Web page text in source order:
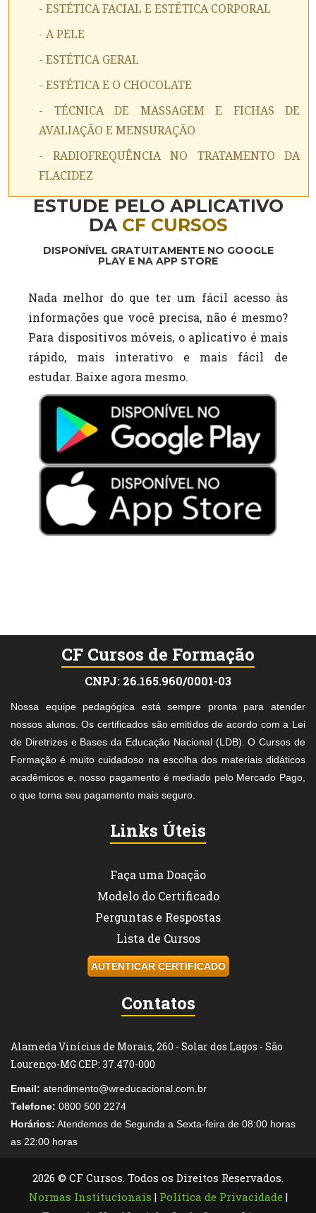
- ESTÉTICA FACIAL E ESTÉTICA CORPORAL
- A PELE
- ESTÉTICA GERAL
- ESTÉTICA E O CHOCOLATE
- TÉCNICA DE MASSAGEM E FICHAS DE
AVALIAÇÃO E MENSURAÇÃO
- RADIOFREQUÊNCIA NO TRATAMENTO DA
FLACIDEZ
ESTUDE PELO APLICATIVO
DA CF CURSOS
DISPONÍVEL GRATUITAMENTE NO GOOGLE
PLAY E NA APP STORE
Nada melhor do que ter um fácil acesso às
informações que você precisa, não é mesmo?
Para dispositivos móveis, o aplicativo é mais
rápido, mais interativo e mais fácil de
estudar. Baixe agora mesmo.
CF Cursos de Formação
CNPJ: 26.165.960/0001-03
Nossa equipe pedagógica está sempre pronta para atender
nossos alunos. Os certificados são emitidos de acordo com a Lei
de Diretrizes e Bases da Educação Nacional (LDB). O Cursos de
Formação é muito cuidadoso na escolha dos materiais didáticos
acadêmicos e, nosso pagamento é mediado pelo Mercado Pago,
o que torna seu pagamento mais seguro.
Links Úteis
Faça uma Doação
Modelo do Certificado
Perguntas e Respostas
Lista de Cursos
AUTENTICAR CERTIFICADO
Contatos
Alameda Vinícius de Morais, 260 - Solar dos Lagos - São
Lourenço-MG CEP: 37.470-000
Email: atendimento@wreducacional.com.br
Telefone: 0800 500 2274
Horários: Atendemos de Segunda a Sexta-feira de 08:00 horas
as 22:00 horas
2026 © CF Cursos. Todos os Direitos Reservados.
Normas Institucionais | Política de Privacidade |